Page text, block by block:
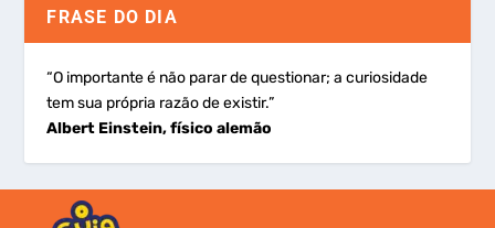
FRASE DO DIA
“O importante é não parar de questionar; a curiosidade
tem sua própria razão de existir.”
Albert Einstein, físico alemão